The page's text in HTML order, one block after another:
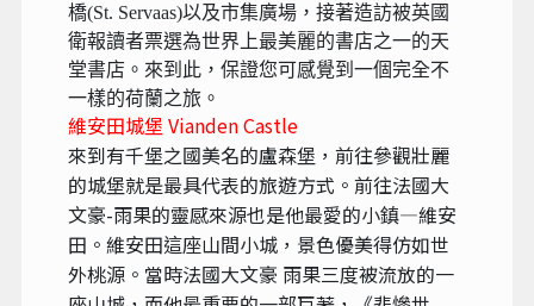
橋(St. Servaas)以及市集廣場，接著造訪被英國
衛報讀者票選為世界上最美麗的書店之一的天
堂書店。來到此，保證您可感覺到一個完全不
一樣的荷蘭之旅。
維安田城堡 Vianden Castle
來到有千堡之國美名的盧森堡，前往參觀壯麗
的城堡就是最具代表的旅遊方式。前往法國大
文豪-雨果的靈感來源也是他最愛的小鎮—維安
田。維安田這座山間小城，景色優美得仿如世
外桃源。當時法國大文豪 雨果三度被流放的一